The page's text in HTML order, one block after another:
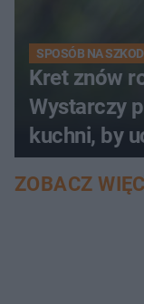
SPOSÓB NA
Kret znów
Wystarczy
kuchni, by
ZOBACZ